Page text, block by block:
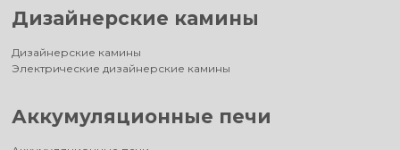
Дизайнерские камины
Дизайнерские камины
Электрические дизайнерские камины
Аккумуляционные печи